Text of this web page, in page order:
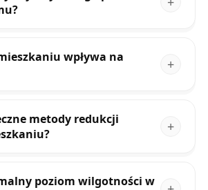
wpływa na
metody redukcji
poziom wilgotności w